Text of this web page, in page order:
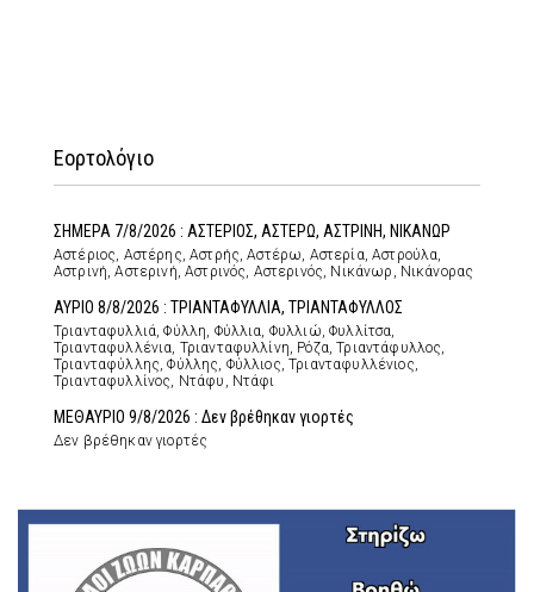
Εορτολόγιο
ΣΗΜΕΡΑ 7/8/2026 : ΑΣΤΕΡΙΟΣ, ΑΣΤΕΡΩ, ΑΣΤΡΙΝΗ, ΝΙΚΑΝΩΡ
Αστέριος, Αστέρης, Αστρής, Αστέρω, Αστερία, Αστρούλα,
Αστρινή, Αστερινή, Αστρινός, Αστερινός, Νικάνωρ, Νικάνορας
ΑΥΡΙΟ 8/8/2026 : ΤΡΙΑΝΤΑΦΥΛΛΙΑ, ΤΡΙΑΝΤΑΦΥΛΛΟΣ
Τριανταφυλλιά, Φύλλη, Φύλλια, Φυλλιώ, Φυλλίτσα,
Τριανταφυλλένια, Τριανταφυλλίνη, Ρόζα, Τριαντάφυλλος,
Τριανταφύλλης, Φύλλης, Φύλλιος, Τριανταφυλλένιος,
Τριανταφυλλίνος, Ντάφυ, Ντάφι
ΜΕΘΑΥΡΙΟ 9/8/2026 : Δεν βρέθηκαν γιορτές
Δεν βρέθηκαν γιορτές